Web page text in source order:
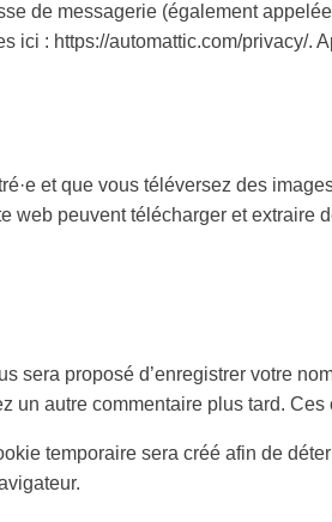
de messagerie (également
ici : https://automattic.com/privacy/
et que vous téléversez des
web peuvent télécharger et extraire
sera proposé d’enregistrer votre
un autre commentaire plus tard. Ces
temporaire sera créé afin de